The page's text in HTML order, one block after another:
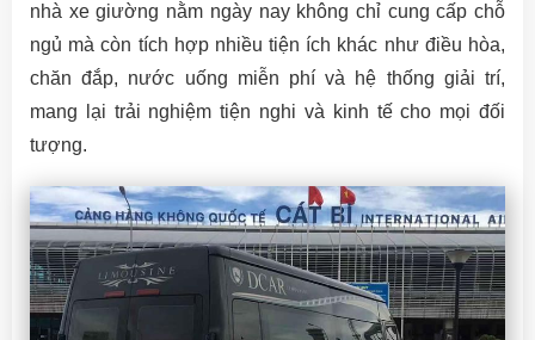
nhà xe giường nằm ngày nay không chỉ cung cấp chỗ
ngủ mà còn tích hợp nhiều tiện ích khác như điều hòa,
chăn đắp, nước uống miễn phí và hệ thống giải trí,
mang lại trải nghiệm tiện nghi và kinh tế cho mọi đối
tượng.